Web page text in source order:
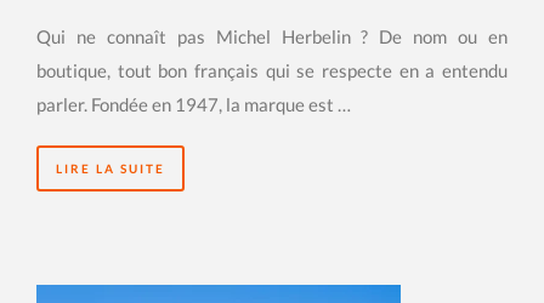
Qui ne connaît pas Michel Herbelin ? De nom ou en
boutique, tout bon français qui se respecte en a entendu
parler. Fondée en 1947, la marque est …
LIRE LA SUITE